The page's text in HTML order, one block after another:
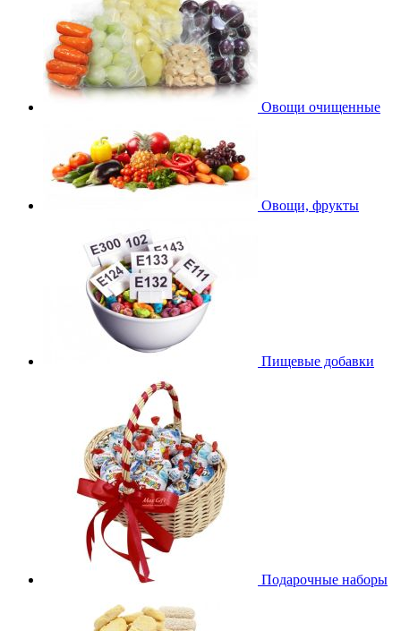
Овощи очищенные
Овощи, фрукты
Пищевые добавки
Подарочные наборы